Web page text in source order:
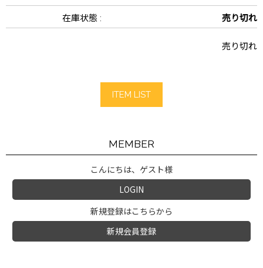
在庫状態 : 売り切れ
売り切れ
ITEM LIST
MEMBER
こんにちは、ゲスト様
LOGIN
新規登録はこちらから
新規会員登録